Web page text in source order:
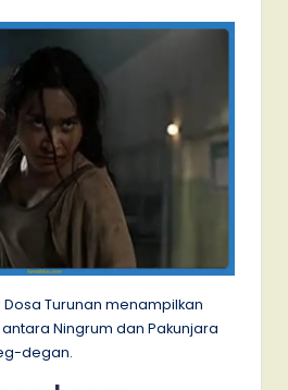
Dosa Turunan menampilkan
Ningrum dan Pakunjara
degan.